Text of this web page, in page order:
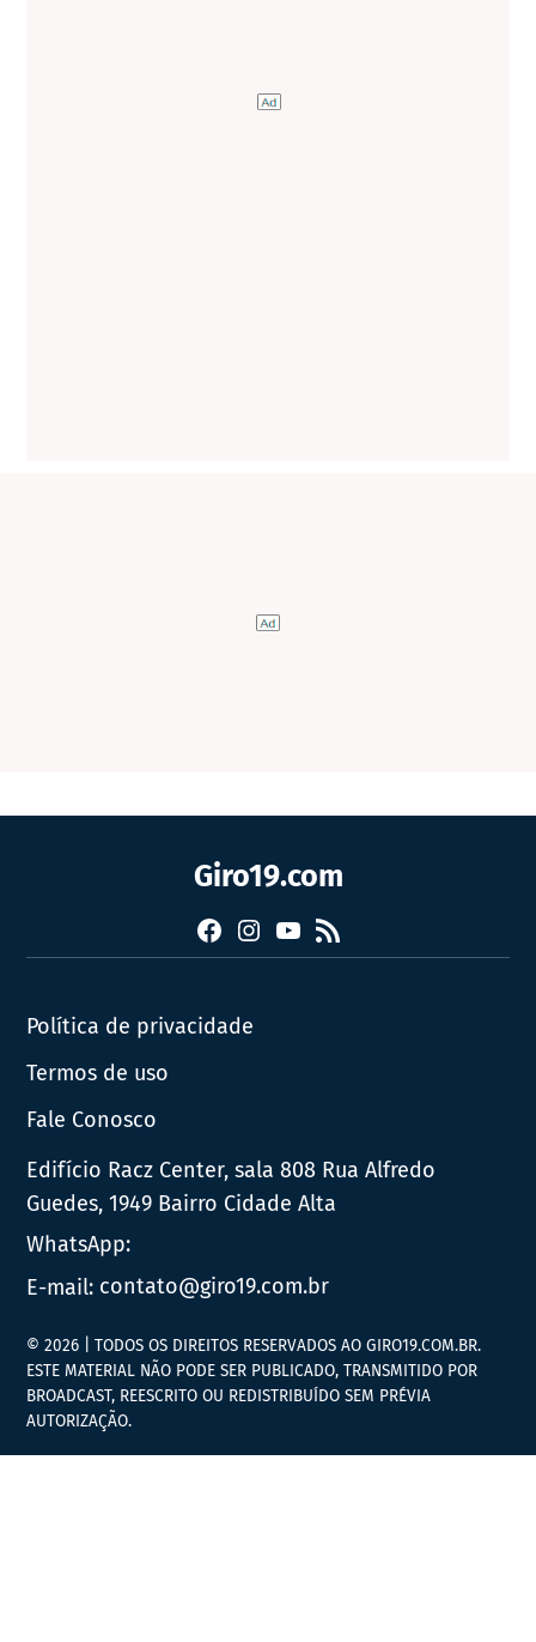
Giro19.com
FacebookInstagram
YouTube
RSS
Política de privacidade
Termos de uso
Fale Conosco
Edifício Racz Center, sala 808 Rua Alfredo
Guedes, 1949 Bairro Cidade Alta
WhatsApp:
E-mail: contato@giro19.com.br
© 2026 | TODOS OS DIREITOS RESERVADOS AO GIRO19.COM.BR.
ESTE MATERIAL NÃO PODE SER PUBLICADO, TRANSMITIDO POR
BROADCAST, REESCRITO OU REDISTRIBUÍDO SEM PRÉVIA
AUTORIZAÇÃO.